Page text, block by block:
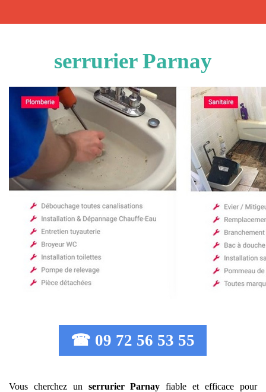
serrurier Parnay
☎ 09 72 56 53 55
Vous cherchez un serrurier Parnay fiable et efficace pour